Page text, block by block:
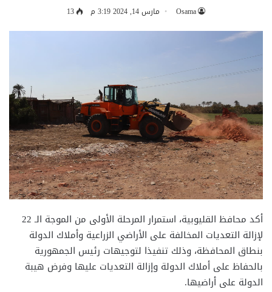
Osama مارس 14, 2024 3:19 م 13
أكد محافظ القليوبية، استمرار المرحلة الأولى من الموجة الـ 22
لإزالة التعديات المخالفة على الأراضي الزراعية وأملاك الدولة
بنطاق المحافظة، وذلك تنفيذا لتوجيهات رئيس الجمهورية
بالحفاظ على أملاك الدولة وإزالة التعديات عليها وفرض هيبة
الدولة على أراضيها.